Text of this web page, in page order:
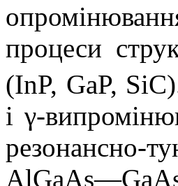
процеси
(InP, GaP,
і γ-
резонансно-